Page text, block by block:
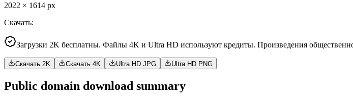
2022 × 1614 px
Скачать:
Загрузки 2K бесплатны. Файлы 4K и Ultra HD используют кредиты. Произведения
Скачать 2K Скачать 4K Ultra HD JPG Ultra HD PNG
Public domain download summary